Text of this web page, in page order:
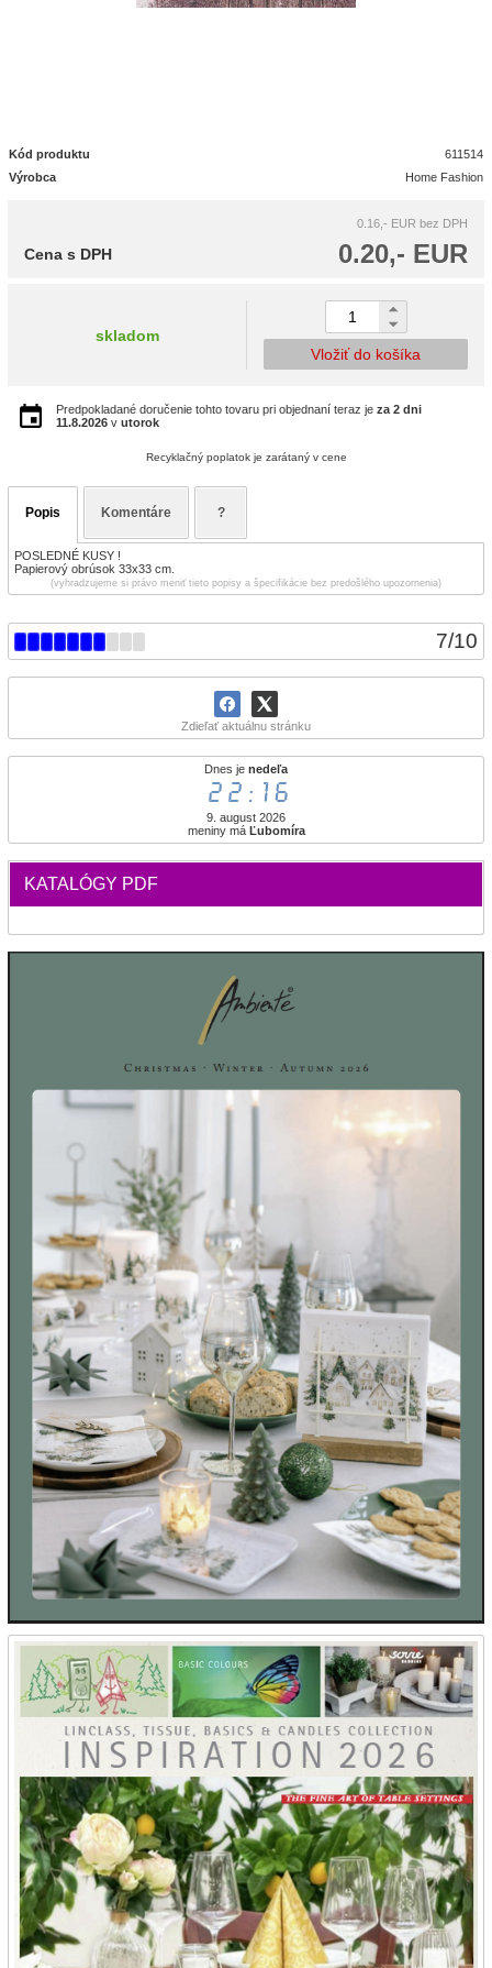
7/10
Zdieľať aktuálnu stránku
Dnes je nedeľa
22:16
9. august 2026
meniny má Ľubomíra
KATALÓGY PDF
Kód produktu
611514
Výrobca
Home Fashion
0.16,- EUR bez DPH
0.20,- EUR
Cena s DPH
skladom
Vložiť do košíka
Predpokladané doručenie tohto tovaru pri objednaní teraz je za 2 dni
11.8.2026 v utorok
Recyklačný poplatok je zarátaný v cene
Popis Komentáre ?
POSLEDNÉ KUSY !
Papierový obrúsok 33x33 cm.
(vyhradzujeme si právo meniť tieto popisy a špecifikácie bez predošlého upozornenia)